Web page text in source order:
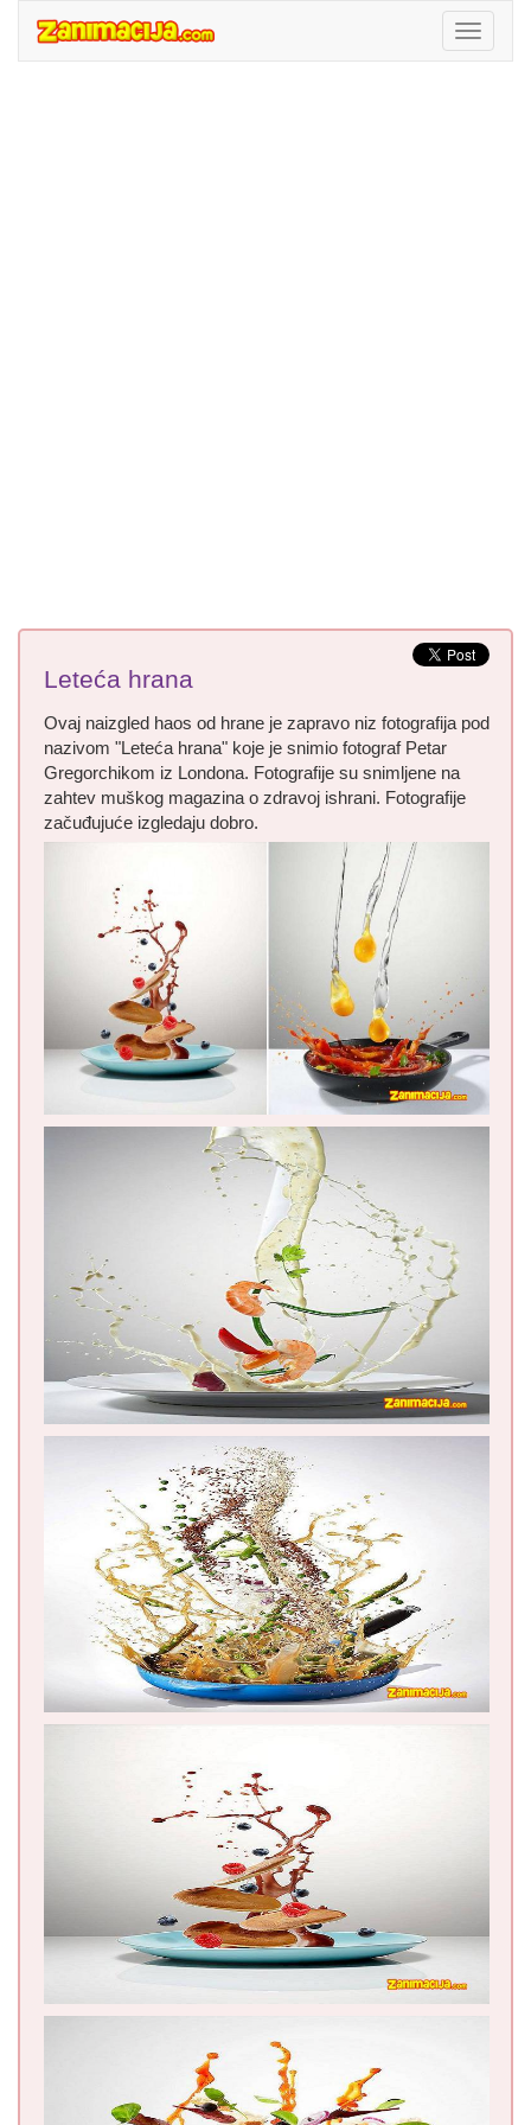
Leteća hrana
Ovaj naizgled haos od hrane je zapravo niz fotografija pod
nazivom "Leteća hrana" koje je snimio fotograf Petar
Gregorchikom iz Londona. Fotografije su snimljene na
zahtev muškog magazina o zdravoj ishrani. Fotografije
začuđujuće izgledaju dobro.